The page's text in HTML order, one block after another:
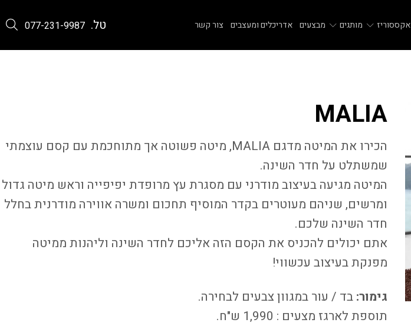
אקססוריז מותגים מבצעים אדריכלים ומעצבים צור קשר טל. 077-231-9987
MALIA
הכירו את המיטה מדגם MALIA, מיטה פשוטה אך מתוחכמת עם קסם עוצמתי
שמשתלט על חדר השינה.
המיטה מגיעה בעיצוב מודרני עם מסגרת עץ מרופדת יפיפייה וראש מיטה גדול
ומרשים, שניהם מעוטרים בקדר המוסיף תחכום ומשרה אווירה מודרנית בחלל
חדר השינה שלכם.
אתם יכולים להכניס את הקסם הזה אליכם לחדר השינה וליהנות ממיטה
מפנקת בעיצוב עכשווי!
גימור:בד / עור במגוון צבעים לבחירה.
תוספת לארגז מצעים : 1,990 ש"ח.